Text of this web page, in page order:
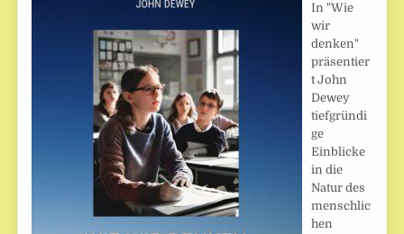
In "Wie
wir
denken"
präsentier
t John
Dewey
tiefgründi
ge
Einblicke
in die
Natur des
menschlic
hen